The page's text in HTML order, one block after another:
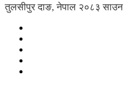
तुलसीपुर दाङ, नेपाल २०८३ साउन